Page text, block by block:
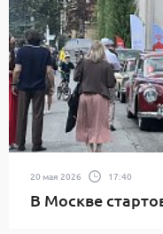
20 мая 2026 17:40
В Москве